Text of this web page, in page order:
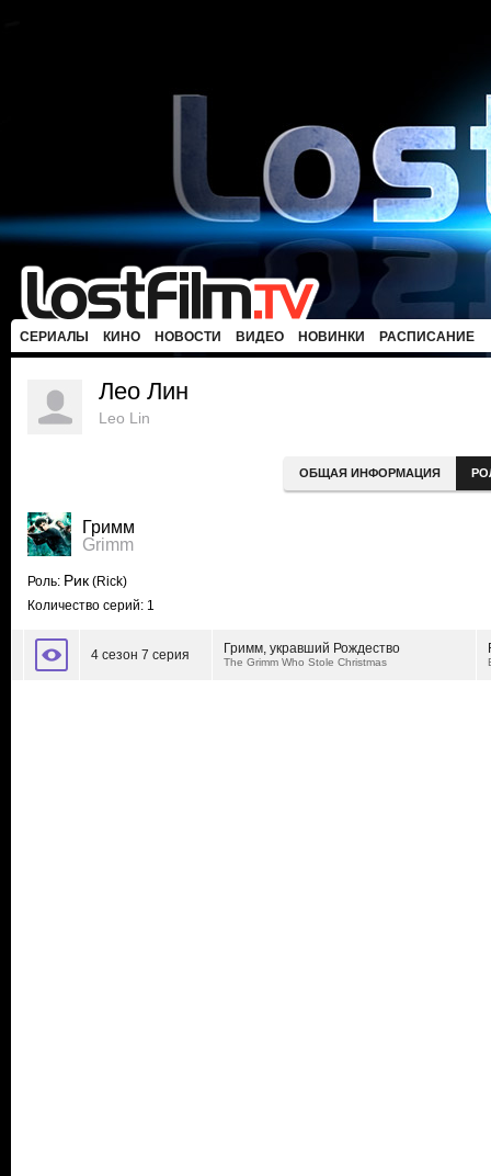
СЕРИАЛЫ КИНО НОВОСТИ ВИДЕО НОВИНКИ РАСПИСАНИЕ
Лео Лин
Leo Lin
ОБЩАЯ ИНФОРМАЦИЯ
Гримм
Grimm
Роль: Рик (Rick)
Количество серий: 1
4 сезон 7 серия Гримм, укравший Рождество
The Grimm Who Stole Christmas